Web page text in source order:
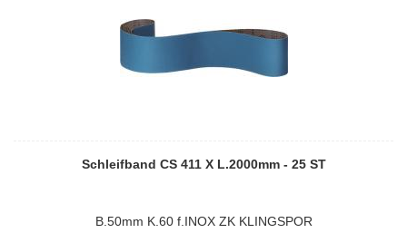
Schleifband CS 411 X L.2000mm - 25 ST
B.50mm K.60 f.INOX ZK KLINGSPOR